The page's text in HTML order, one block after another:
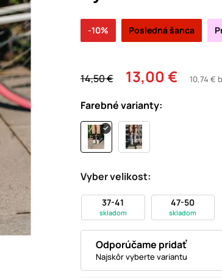
14,50 € 13,00 € 10,74 €
-10% Posledná šanca
Farebné varianty:
Vyber velikost:
37-41
skladom
47-50
skladom
Odporúčame pridať
Najskôr vyberte variantu